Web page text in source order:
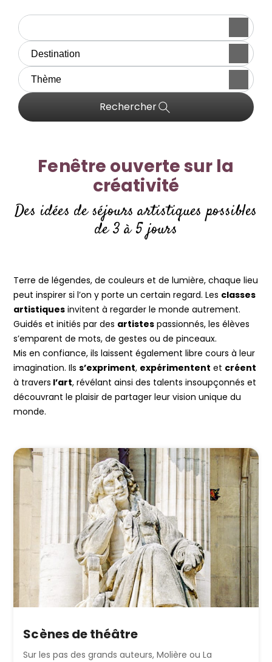
Rechercher
Fenêtre ouverte sur la
créativité
Des idées de séjours artistiques possibles
de 3 à 5 jours
Terre de légendes, de couleurs et de lumière, chaque lieu
peut inspirer si l’on y porte un certain regard. Les classes
artistiques invitent à regarder le monde autrement.
Guidés et initiés par des artistes passionnés, les élèves
s’emparent de mots, de gestes ou de pinceaux.
Mis en confiance, ils laissent également libre cours à leur
imagination. Ilss’expriment, expérimentent et créent
à travers l’art, révélant ainsi des talents insoupçonnés et
découvrant le plaisir de partager leur vision unique du
monde.
Scènes de théâtre
Sur les pas des grands auteurs, Molière ou La